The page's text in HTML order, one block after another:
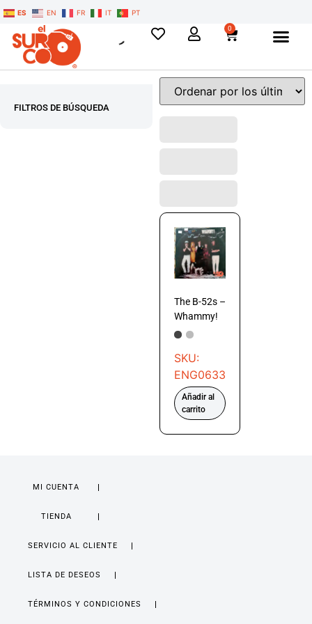
ES EN FR IT PT
0
FILTROS DE BÚSQUEDA
The B-52s –
Whammy!
SKU:
ENG0633
Añadir al
carrito
MI CUENTA
TIENDA
SERVICIO AL CLIENTE
LISTA DE DESEOS
TÉRMINOS Y CONDICIONES